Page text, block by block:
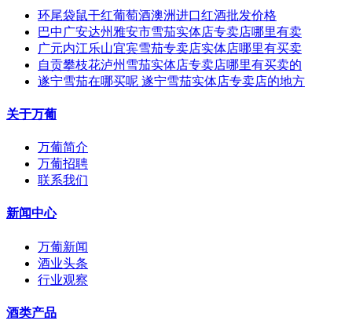
环尾袋鼠干红葡萄酒澳洲进口红酒批发价格
巴中广安达州雅安市雪茄实体店专卖店哪里有卖
广元内江乐山宜宾雪茄专卖店实体店哪里有买卖
自贡攀枝花泸州雪茄实体店专卖店哪里有买卖的
遂宁雪茄在哪买呢 遂宁雪茄实体店专卖店的地方
关于万葡
万葡简介
万葡招聘
联系我们
新闻中心
万葡新闻
酒业头条
行业观察
酒类产品